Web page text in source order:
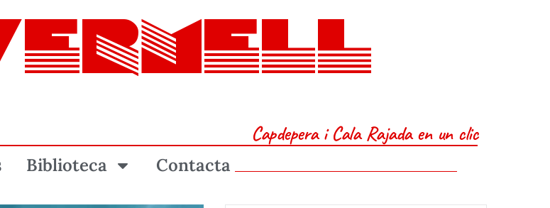
Capdepera i Cala Rajada en un clic
Biblioteca Contacta